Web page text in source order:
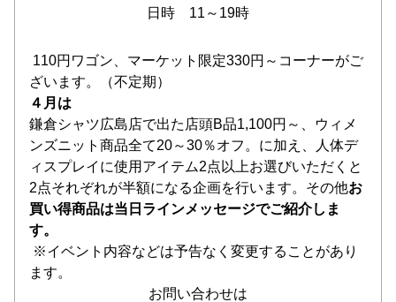
日時　11～19時
110円ワゴン、マーケット限定330円～コーナーがご
ざいます。（不定期）
４月は
鎌倉シャツ広島店で出た店頭B品1,100円～、ウィメ
ンズニット商品全て20～30％オフ。に加え、人体デ
ィスプレイに使用アイテム2点以上お選びいただくと
2点それぞれが半額になる企画を行います。その他お
買い得商品は当日ラインメッセージでご紹介しま
す。
※イベント内容などは予告なく変更することがあり
ます。
お問い合わせは